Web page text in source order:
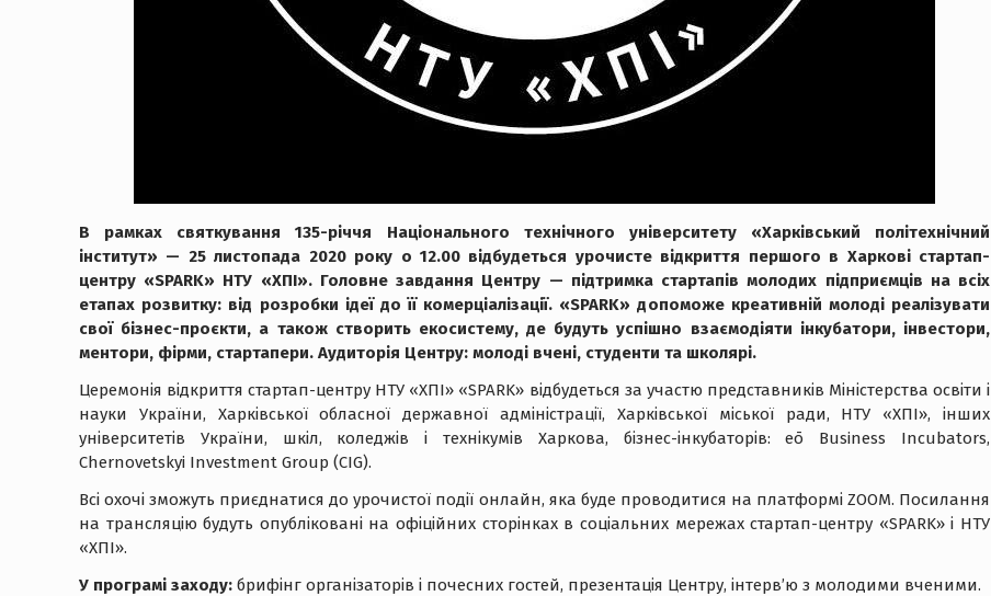
В рамках святкування 135-річчя Національного технічного університету «Харківський політехнічний
інститут» — 25 листопада 2020 року о 12.00 відбудеться урочисте відкриття першого в Харкові стартап-
центру «SPARK» НТУ «ХПІ». Головне завдання Центру — підтримка стартапів молодих підприємців на всіх
етапах розвитку: від розробки ідеї до її комерціалізації. «SPARK» допоможе креативній молоді реалізувати
свої бізнес-проєкти, а також створить екосистему, де будуть успішно взаємодіяти інкубатори, інвестори,
ментори, фірми, стартапери. Аудиторія Центру: молоді вчені, студенти та школярі.
Церемонія відкриття стартап-центру НТУ «ХПІ» «SPARK» відбудеться за участю представників Міністерства освіти і
науки України, Харківської обласної державної адміністрації, Харківської міської ради, НТУ «ХПІ», інших
університетів України, шкіл, коледжів і технікумів Харкова, бізнес-інкубаторів: eō Business Incubators,
Chernovetskyi Investment Group (CIG).
Всі охочі зможуть приєднатися до урочистої події онлайн, яка буде проводитися на платформі ZOOM. Посилання
на трансляцію будуть опубліковані на офіційних сторінках в соціальних мережах стартап-центру «SPARK» і НТУ
«ХПІ».
У програмі заходу: брифінг організаторів і почесних гостей, презентація Центру, інтерв’ю з молодими вченими.